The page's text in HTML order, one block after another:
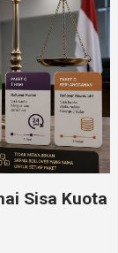
Sisa Kuota